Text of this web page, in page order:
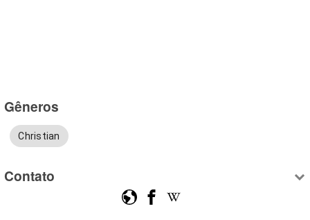
Gêneros
Christian
Contato